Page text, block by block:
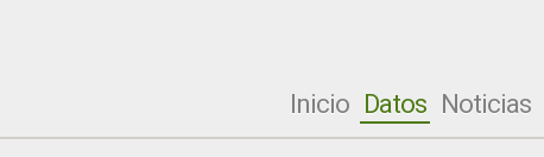
Inicio Datos Noticias